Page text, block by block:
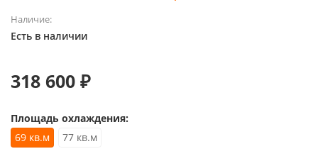
Наличие:
Есть в наличии
318 600 ₽
Площадь охлаждения:
69 кв.м
77 кв.м